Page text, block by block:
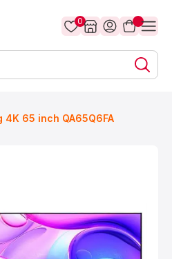
0
4K 65 inch QA65Q6FA